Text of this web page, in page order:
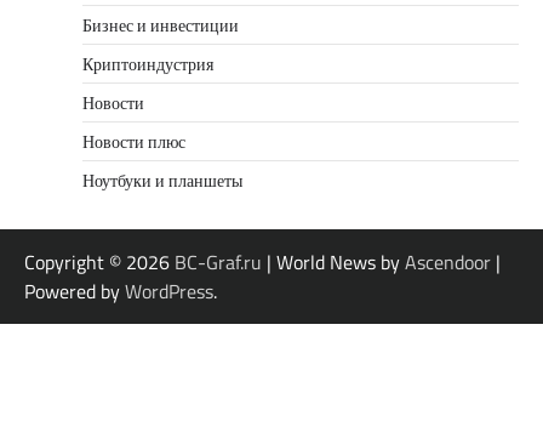
Бизнес и инвестиции
Криптоиндустрия
Новости
Новости плюс
Ноутбуки и планшеты
Copyright © 2026 BC-Graf.ru | World News byAscendoor |
Powered byWordPress.